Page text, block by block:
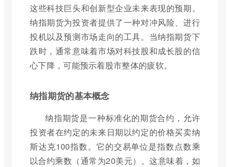
这些科技巨头和创新型企业未来表现的预期。
纳指期货为投资者提供了一种对冲风险、进行
投机以及预测市场走向的工具。当纳指期货下
跌时，通常意味着市场对科技股和成长股的信
心下降，可能预示着股市整体的疲软。
纳指期货的基本概念
纳指期货是一种标准化的期货合约，允许
投资者在约定的未来日期以约定的价格买卖纳
斯达克100指数。它的交易单位是指数点数乘
以合约乘数（通常为20美元）。这意味着，如